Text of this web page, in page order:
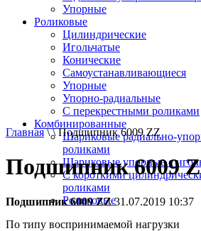
Упорные
Роликовые
Цилиндрические
Игольчатые
Конические
Самоустанавливающиеся
Упорные
Упорно-радиальные
C перекрестными роликами
Комбинированные
Шариковые радиально-
роликами
Шариковые упорные с
С короткими
роликами
Роликовые
По типу воспринимаемой нагрузки
Главная\ \ Подшипник 6009 ZZ
Подшипник 6009
Подшипник 6009 ZZ31.07.2019 10:37